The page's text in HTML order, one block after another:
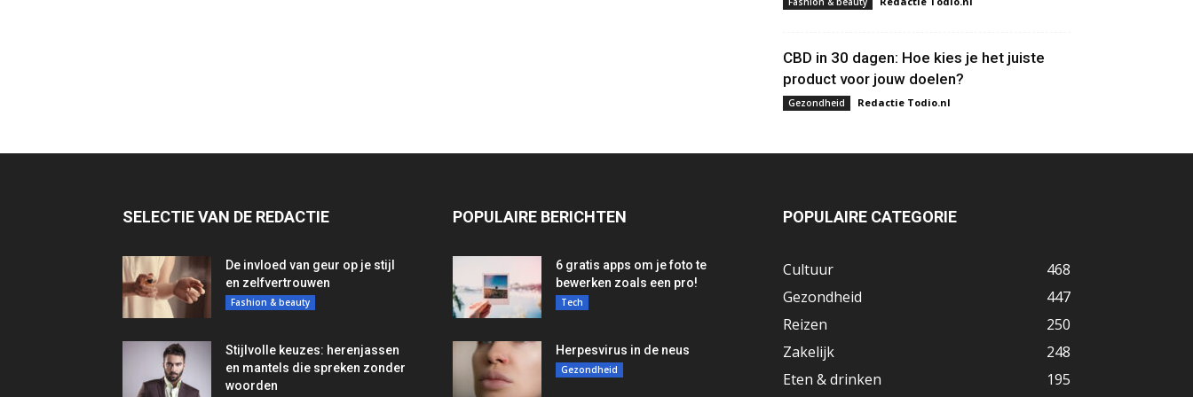
CBD in 30 dagen: Hoe kies je het juiste
product voor jouw doelen?
Gezondheid Redactie Todio.nl
SELECTIE VAN DE REDACTIE
De invloed van geur op je stijl
en zelfvertrouwen
Fashion & beauty
Stijlvolle keuzes: herenjassen
en mantels die spreken zonder
woorden
POPULAIRE BERICHTEN
6 gratis apps om je foto te
bewerken zoals een pro!
Tech
Herpesvirus in de neus
Gezondheid
POPULAIRE CATEGORIE
Cultuur
468
Gezondheid
447
Reizen
250
Zakelijk
248
Eten & drinken
195